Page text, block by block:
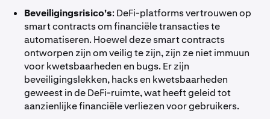
Beveiligingsrisico's: DeFi-platforms vertrouwen op
smart contracts om financiële transacties te
automatiseren. Hoewel deze smart contracts
ontworpen zijn om veilig te zijn, zijn ze niet immuun
voor kwetsbaarheden en bugs. Er zijn
beveiligingslekken, hacks en kwetsbaarheden
geweest in de DeFi-ruimte, wat heeft geleid tot
aanzienlijke financiële verliezen voor gebruikers.